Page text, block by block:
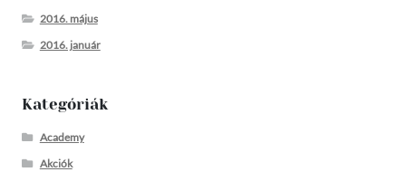
2016. május
2016. január
Kategóriák
Academy
Akciók